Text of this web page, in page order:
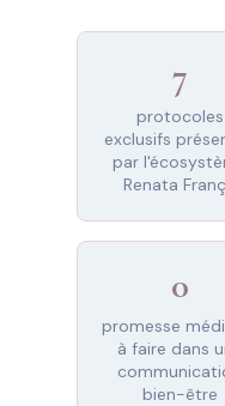
7
protocoles
exclusifs
par
Renata
0
promesse
à faire dans
bien-être